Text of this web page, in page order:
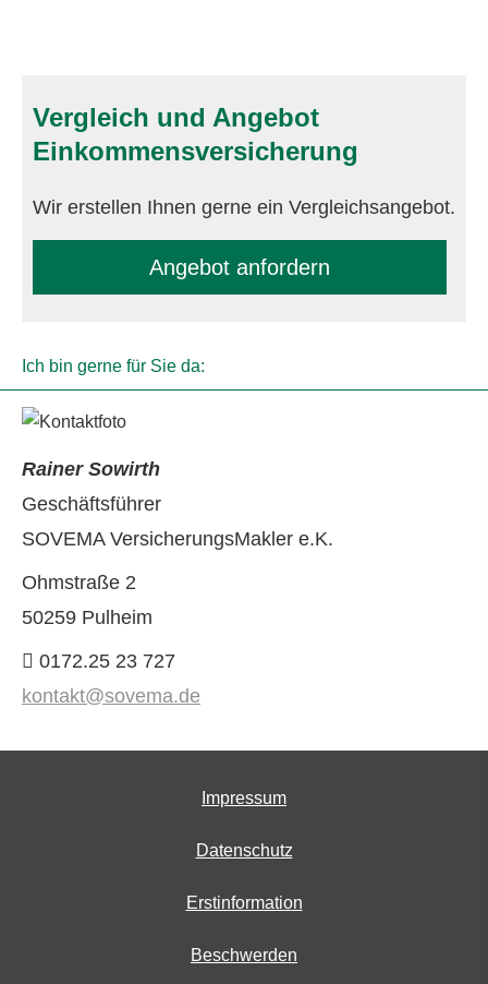
Vergleich und Angebot
Einkommensversicherung
Wir erstellen Ihnen gerne ein Vergleichsangebot.
An­ge­bot an­for­dern
Ich bin gerne für Sie da:
Rainer Sowirth
Geschäftsführer
SOVEMA VersicherungsMakler e.K.
Ohmstraße 2
50259 Pulheim
0172.25 23 727
kontakt@sovema.de
Impressum
Datenschutz
Erstinformation
Beschwerden